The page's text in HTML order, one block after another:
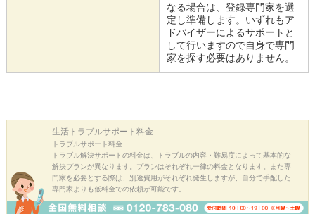
なる場合は、登録専門家を選
定し準備します。いずれもア
ドバイザーによるサポートと
して行いますので自身で専門
家を探す必要はありません。
生活トラブルサポート料金
トラブルサポート料金
トラブル解決サポートの料金は、トラブルの内容・難易度によって基本的な
解決プランが異なります。プランはそれぞれ一律の料金となります。また専
門家を必要とする際は、別途費用がそれぞれ発生しますが、自分で手配した
専門家よりも低料金での依頼が可能です。